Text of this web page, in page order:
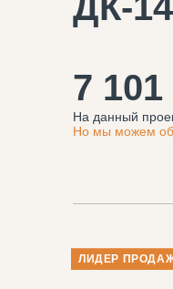
7
На данный
Но мы можем
ЛИДЕР